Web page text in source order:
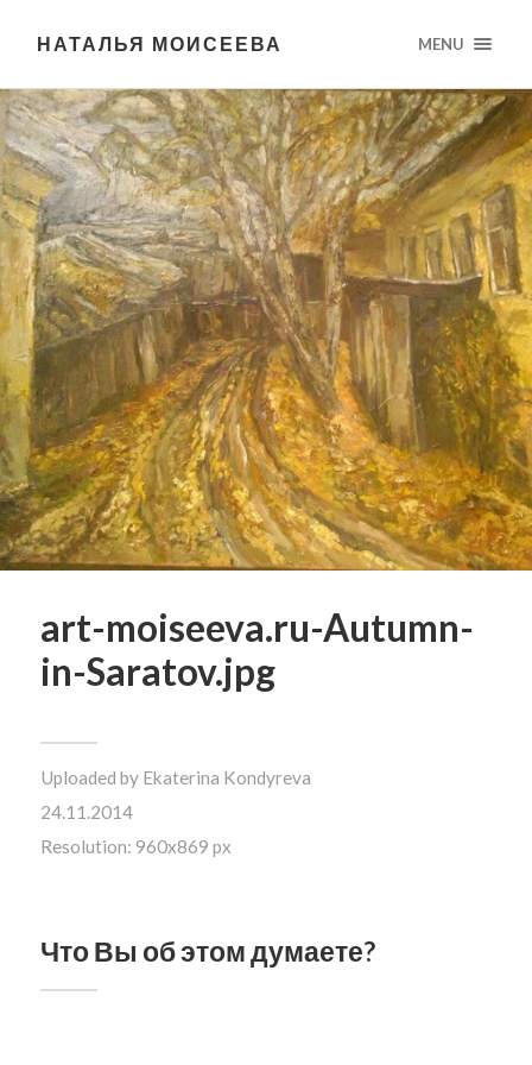
НАТАЛЬЯ МОИСЕЕВА MENU
art-moiseeva.ru-Autumn-
in-Saratov.jpg
Uploaded by Ekaterina Kondyreva
24.11.2014
Resolution: 960x869 px
Что Вы об этом думаете?